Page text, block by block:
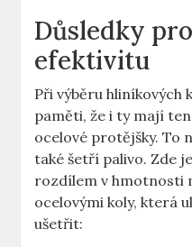
Důsledky
efektivitu
Při výběru hliníkových
paměti, že i ty mají
ocelové protějšky. To
také šetří palivo. Zde
rozdílem v hmotnosti
ocelovými koly, která
ušetřit: